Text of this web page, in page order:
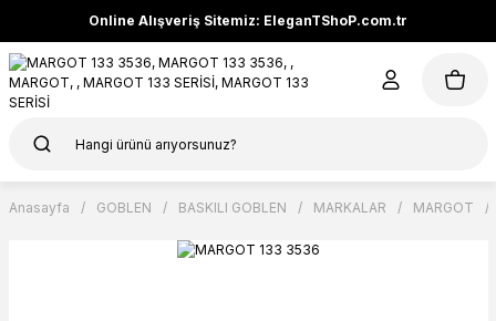
Online Alışveriş Sitemiz: EleganTShoP.com.tr
Anasayfa GOBLEN BASKILI GOBLEN MARKALAR MARGOT